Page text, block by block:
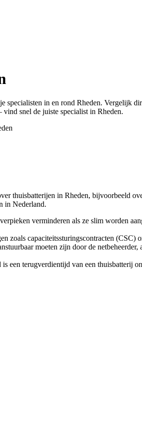
specialisten in en rond Rheden. Vergelijk
snel de juiste specialist in Rheden.
thuisbatterijen in Rheden, bijvoorbeeld
in Nederland.
verminderen als ze slim worden
zoals capaciteitssturingscontracten
moeten zijn door de
een terugverdientijd van een thuisbatterij